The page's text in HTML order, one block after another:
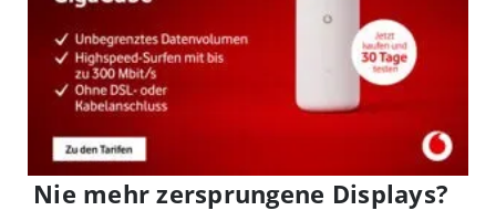
Nie mehr zersprungene Displays?